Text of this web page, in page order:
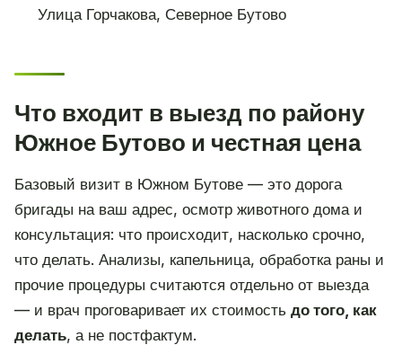
Улица Горчакова, Северное Бутово
Что входит в выезд по району
Южное Бутово и честная цена
Базовый визит в Южном Бутове — это дорога
бригады на ваш адрес, осмотр животного дома и
консультация: что происходит, насколько срочно,
что делать. Анализы, капельница, обработка раны и
прочие процедуры считаются отдельно от выезда
— и врач проговаривает их стоимость до того, как
делать, а не постфактум.